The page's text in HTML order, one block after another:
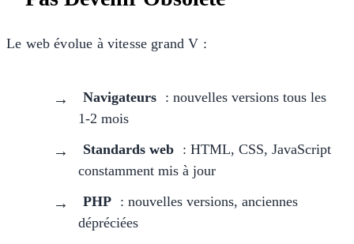
Le web évolue à vitesse grand V :
Navigateurs : nouvelles versions tous les
1-2 mois
Standards web : HTML, CSS, JavaScript
constamment mis à jour
PHP : nouvelles versions, anciennes
dépréciées